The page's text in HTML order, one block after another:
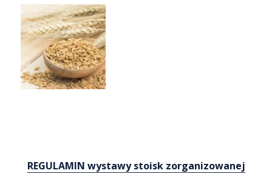
REGULAMIN wystawy stoisk zorganizowanej